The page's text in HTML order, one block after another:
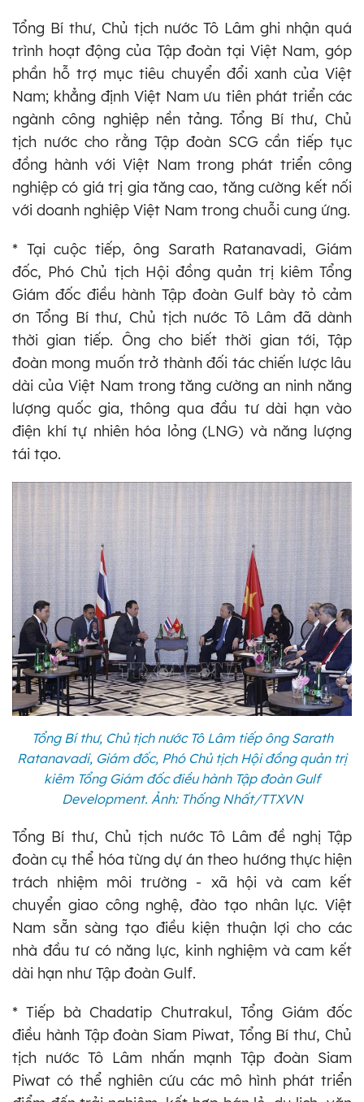
Tổng Bí thư, Chủ tịch nước Tô Lâm ghi nhận quá
trình hoạt động của Tập đoàn tại Việt Nam, góp
phần hỗ trợ mục tiêu chuyển đổi xanh của Việt
Nam; khẳng định Việt Nam ưu tiên phát triển các
ngành công nghiệp nền tảng. Tổng Bí thư, Chủ
tịch nước cho rằng Tập đoàn SCG cần tiếp tục
đồng hành với Việt Nam trong phát triển công
nghiệp có giá trị gia tăng cao, tăng cường kết nối
với doanh nghiệp Việt Nam trong chuỗi cung ứng.
* Tại cuộc tiếp, ông Sarath Ratanavadi, Giám
đốc, Phó Chủ tịch Hội đồng quản trị kiêm Tổng
Giám đốc điều hành Tập đoàn Gulf bày tỏ cảm
ơn Tổng Bí thư, Chủ tịch nước Tô Lâm đã dành
thời gian tiếp. Ông cho biết thời gian tới, Tập
đoàn mong muốn trở thành đối tác chiến lược lâu
dài của Việt Nam trong tăng cường an ninh năng
lượng quốc gia, thông qua đầu tư dài hạn vào
điện khí tự nhiên hóa lỏng (LNG) và năng lượng
tái tạo.
Tổng Bí thư, Chủ tịch nước Tô Lâm tiếp ông Sarath
Ratanavadi, Giám đốc, Phó Chủ tịch Hội đồng quản trị
kiêm Tổng Giám đốc điều hành Tập đoàn Gulf
Development. Ảnh: Thống Nhất/TTXVN
Tổng Bí thư, Chủ tịch nước Tô Lâm đề nghị Tập
đoàn cụ thể hóa từng dự án theo hướng thực hiện
trách nhiệm môi trường - xã hội và cam kết
chuyển giao công nghệ, đào tạo nhân lực. Việt
Nam sẵn sàng tạo điều kiện thuận lợi cho các
nhà đầu tư có năng lực, kinh nghiệm và cam kết
dài hạn như Tập đoàn Gulf.
* Tiếp bà Chadatip Chutrakul, Tổng Giám đốc
điều hành Tập đoàn Siam Piwat, Tổng Bí thư, Chủ
tịch nước Tô Lâm nhấn mạnh Tập đoàn Siam
Piwat có thể nghiên cứu các mô hình phát triển